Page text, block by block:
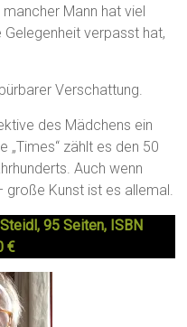
Mann hat viel
verpasst hat,
Verschattung.
des Mädchens ein
„Times“ zählt es den 50
Auch wenn
große Kunst ist es allemal.
95 Seiten, ISBN
€